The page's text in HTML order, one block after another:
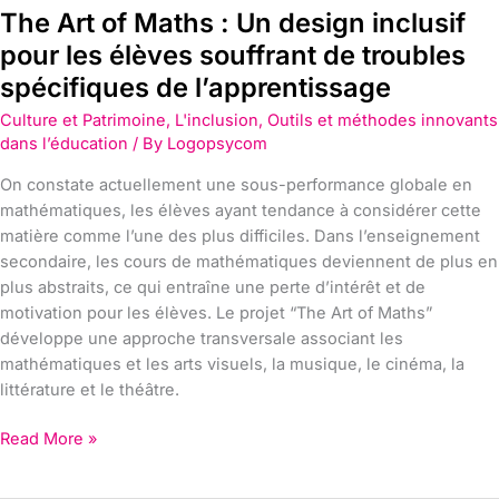
The Art of Maths : Un design inclusif
pour les élèves souffrant de troubles
spécifiques de l’apprentissage
Culture et Patrimoine, L'inclusion, Outils et méthodes innovants
dans l’éducation / By Logopsycom
On constate actuellement une sous-performance globale en
mathématiques, les élèves ayant tendance à considérer cette
matière comme l’une des plus difficiles. Dans l’enseignement
secondaire, les cours de mathématiques deviennent de plus en
plus abstraits, ce qui entraîne une perte d’intérêt et de
motivation pour les élèves. Le projet “The Art of Maths”
développe une approche transversale associant les
mathématiques et les arts visuels, la musique, le cinéma, la
littérature et le théâtre.
spécifiques
l’apprentissage
Read More »